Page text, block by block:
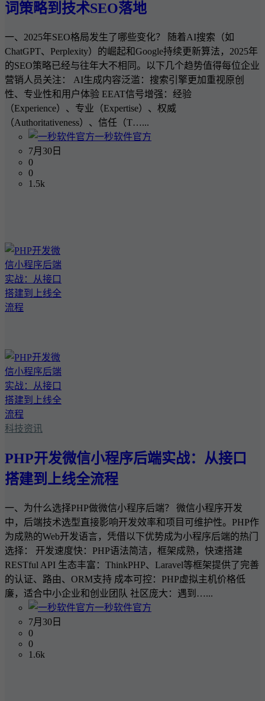
词策略到技术SEO落地
一、2025年SEO格局发生了哪些变化？ 随着AI搜索（如
ChatGPT、Perplexity）的崛起和Google持续更新算法，2025年
的SEO策略已经与往年大不相同。以下几个趋势值得每位企业
营销人员关注： AI生成内容泛滥：搜索引擎更加重视原创
性、专业性和用户体验 EEAT信号增强：经验
（Experience）、专业（Expertise）、权威
（Authoritativeness）、信任（T…...
一秒软件官方
7月30日
0
0
1.5k
科技资讯
PHP开发微信小程序后端实战：从接口
搭建到上线全流程
一、为什么选择PHP做微信小程序后端？ 微信小程序开发
中，后端技术选型直接影响开发效率和项目可维护性。PHP作
为成熟的Web开发语言，凭借以下优势成为小程序后端的热门
选择： 开发速度快：PHP语法简洁，框架成熟，快速搭建
RESTful API 生态丰富：ThinkPHP、Laravel等框架提供了完善
的认证、路由、ORM支持 成本可控：PHP虚拟主机价格低
廉，适合中小企业和创业团队 社区庞大：遇到…...
一秒软件官方
7月30日
0
0
1.6k